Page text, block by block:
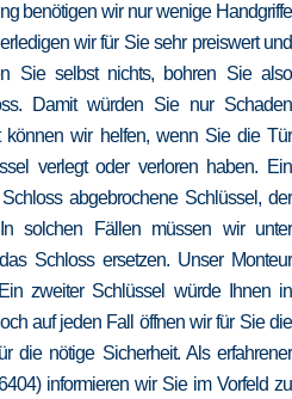
benötigen wir nur wenige Handgriffe
wir für Sie sehr preiswert und
Sie selbst nichts, bohren Sie also
Damit würden Sie nur Schaden
können wir helfen, wenn Sie die Tür
verlegt oder verloren haben. Ein
abgebrochene Schlüssel, der
solchen Fällen müssen wir unter
Schloss ersetzen. Unser Monteur
zweiter Schlüssel würde Ihnen in
auf jeden Fall öffnen wir für Sie die
die nötige Sicherheit. Als erfahrener
informieren wir Sie im Vorfeld zu